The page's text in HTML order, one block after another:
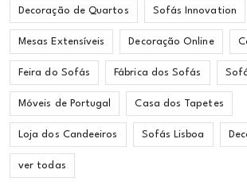
Decoração de Quartos Sofás Innovation
Mesas Extensíveis Decoração Online
Feira do Sofás Fábrica dos Sofás
Móveis de Portugal Casa dos Tapetes
Loja dos Candeeiros Sofás Lisboa
ver todas